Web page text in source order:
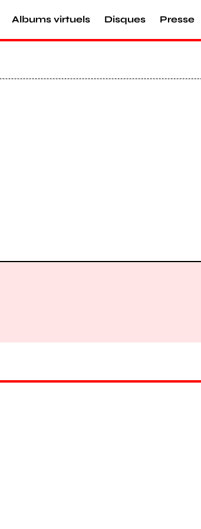
Albums virtuels Disques Presse